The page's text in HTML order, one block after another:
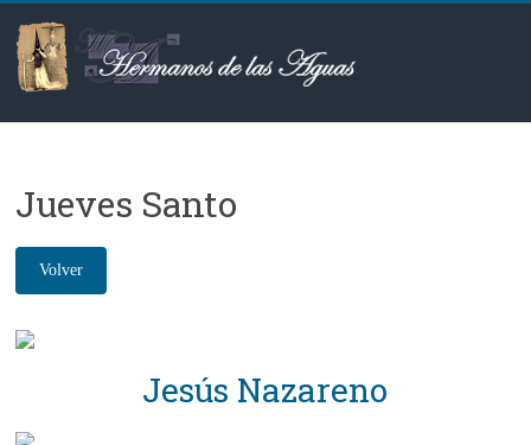
contenido
Hermanos
las
Aguas
Jueves Santo
Jesús Nazareno